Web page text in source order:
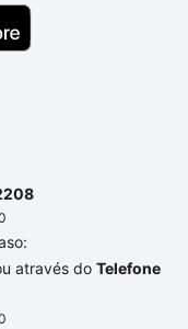
através do Telefone